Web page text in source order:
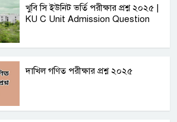
খুবি সি ইউনিট ভর্তি পরীক্ষার প্রশ্ন ২০২৫ |
KU C Unit Admission Question
দাখিল গণিত পরীক্ষার প্রশ্ন ২০২৫